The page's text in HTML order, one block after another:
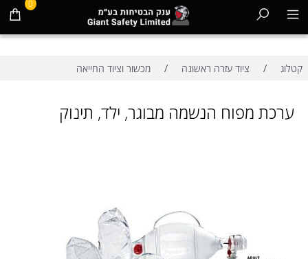
0
קטלוג / ציוד עזרה ראשונה / מכשור וציוד החייאה
ערכת מפוח הנשמה מבוגר, ילד, תינוק